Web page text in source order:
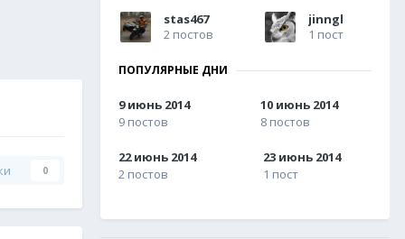
0
stas467
2 постов
jinngl
1 пост
ПОПУЛЯРНЫЕ ДНИ
9 июнь 2014
9 постов
10 июнь 2014
8 постов
22 июнь 2014
2 постов
23 июнь 2014
1 пост